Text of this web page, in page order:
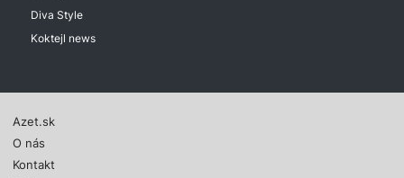
Diva Style
Koktejl news
Azet.sk
O nás
Kontakt